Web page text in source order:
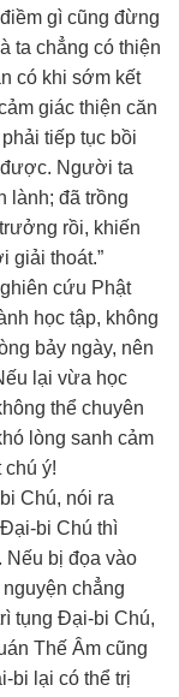
gì cũng đừng
ta chẳng có thiện
có khi sớm kết
giác thiện căn
tiếp tục bồi
Người ta
lành; đã trồng
rồi, khiến
giải thoát.”
cứu Phật
học tập, không
bảy ngày, nên
lại vừa học
thể chuyên
lòng sanh cảm
ý!
Chú, nói ra
bi Chú thì
Nếu bị đọa vào
chẳng
tụng Ðại-bi Chú,
Thế Âm cũng
bi lại có thể trị